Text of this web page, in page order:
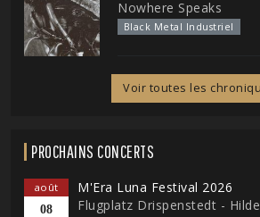
Nowhere Speaks
Black Metal Industriel
Voir toutes les
PROCHAINS CONCERTS
août
08
M'Era Luna Festival 2026
Flugplatz Drispenstedt -